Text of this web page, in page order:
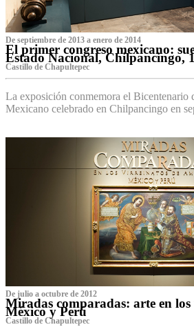
De septiembre de 2013 a enero de 2014
El primer congreso mexicano:
Estado Nacional, Chilpancingo,
Castillo de Chapultepec
La exposición conmemora el Bicentenario
Mexicano celebrado en Chilpancingo en
De julio a octubre de 2012
Miradas comparadas: arte en
México y Perú
Castillo de Chapultepec